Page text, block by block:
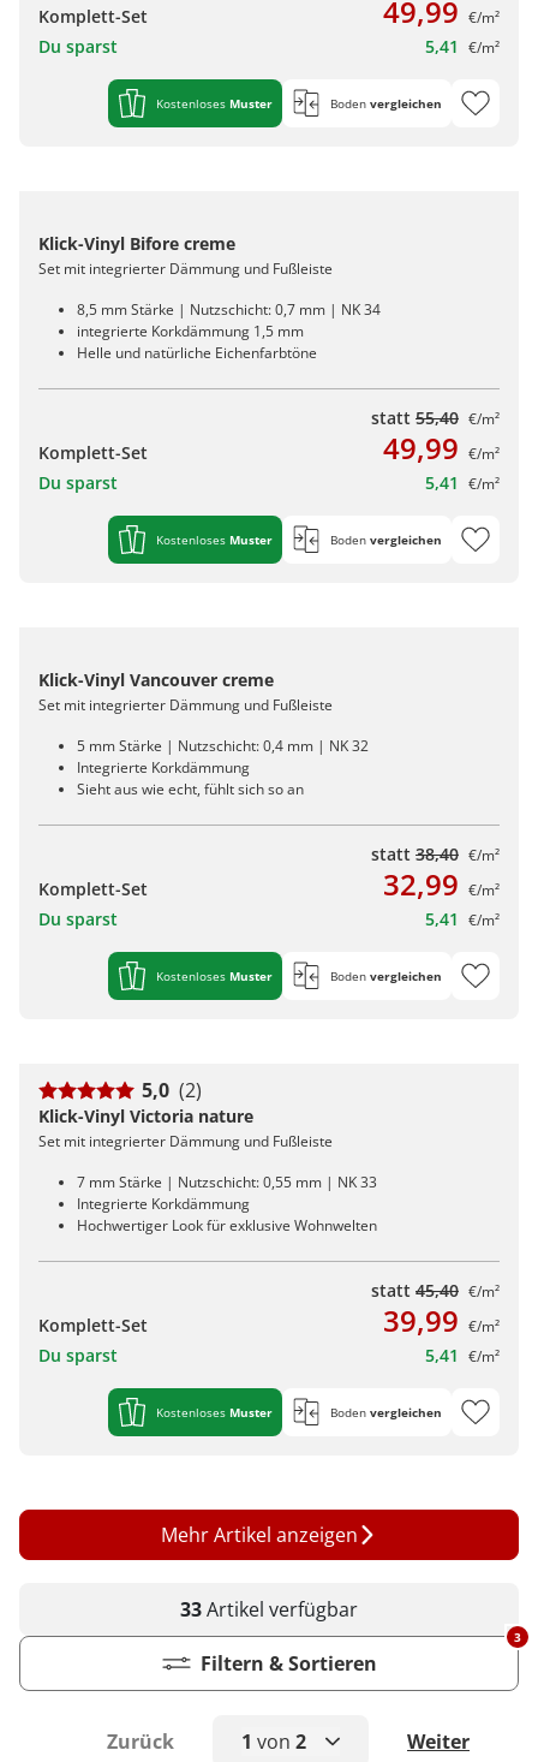
Komplett-Set 49,99 €/m²
Du sparst 5,41 €/m²
Kostenloses Muster Boden vergleichen
Klick-Vinyl Bifore creme
Set mit integrierter Dämmung und Fußleiste
8,5 mm Stärke | Nutzschicht: 0,7 mm | NK 34
integrierte Korkdämmung 1,5 mm
Helle und natürliche Eichenfarbtöne
statt 55,40 €/m²
Komplett-Set 49,99 €/m²
Du sparst 5,41 €/m²
Kostenloses Muster Boden vergleichen
Klick-Vinyl Vancouver creme
Set mit integrierter Dämmung und Fußleiste
5 mm Stärke | Nutzschicht: 0,4 mm | NK 32
Integrierte Korkdämmung
Sieht aus wie echt, fühlt sich so an
statt 38,40 €/m²
Komplett-Set 32,99 €/m²
Du sparst 5,41 €/m²
Kostenloses Muster Boden vergleichen
5,0 (2)
Klick-Vinyl Victoria nature
Set mit integrierter Dämmung und Fußleiste
7 mm Stärke | Nutzschicht: 0,55 mm | NK 33
Integrierte Korkdämmung
Hochwertiger Look für exklusive Wohnwelten
statt 45,40 €/m²
Komplett-Set 39,99 €/m²
Du sparst 5,41 €/m²
Kostenloses Muster Boden vergleichen
Mehr Artikel anzeigen
33Artikel verfügbar
Zurück 1 von 2 Weiter
Filtern & Sortieren
3